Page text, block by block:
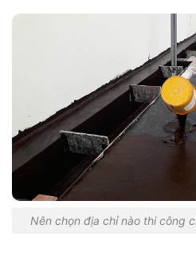
Nên chọn địa chỉ nào thi công